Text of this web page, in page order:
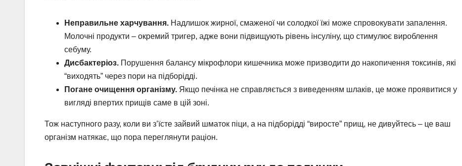
Неправильне харчування. Надлишок жирної, смаженої чи солодкої їжі може спровокувати запалення.
Молочні продукти – окремий тригер, адже вони підвищують рівень інсуліну, що стимулює вироблення
себуму.
Дисбактеріоз. Порушення балансу мікрофлори кишечника може призводити до накопичення токсинів, які
“виходять” через пори на підборідді.
Погане очищення організму. Якщо печінка не справляється з виведенням шлаків, це може проявитися у
вигляді впертих прищів саме в цій зоні.
Тож наступного разу, коли ви з’їсте зайвий шматок піци, а на підборідді “виросте” прищ, не дивуйтесь – це ваш
організм натякає, що пора переглянути раціон.